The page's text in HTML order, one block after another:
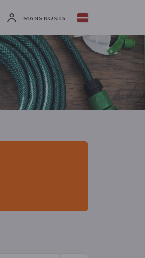
MANS KONTS
1 Ražotājs